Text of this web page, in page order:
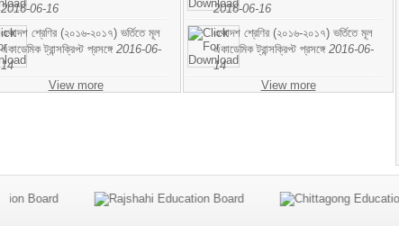
2016-06-16
একাদশ শ্রেণির (২০১৬-২০১৭) ভর্তিতে মূল
একাডেমিক ট্রান্সক্রিপ্ট প্রসঙ্গে 2016-06-
14
View more
2016-06-16
একাদশ শ্রেণির (২০১৬-২০১৭) ভর্তিতে মূল
একাডেমিক ট্রান্সক্রিপ্ট প্রসঙ্গে 2016-06-
14
View more